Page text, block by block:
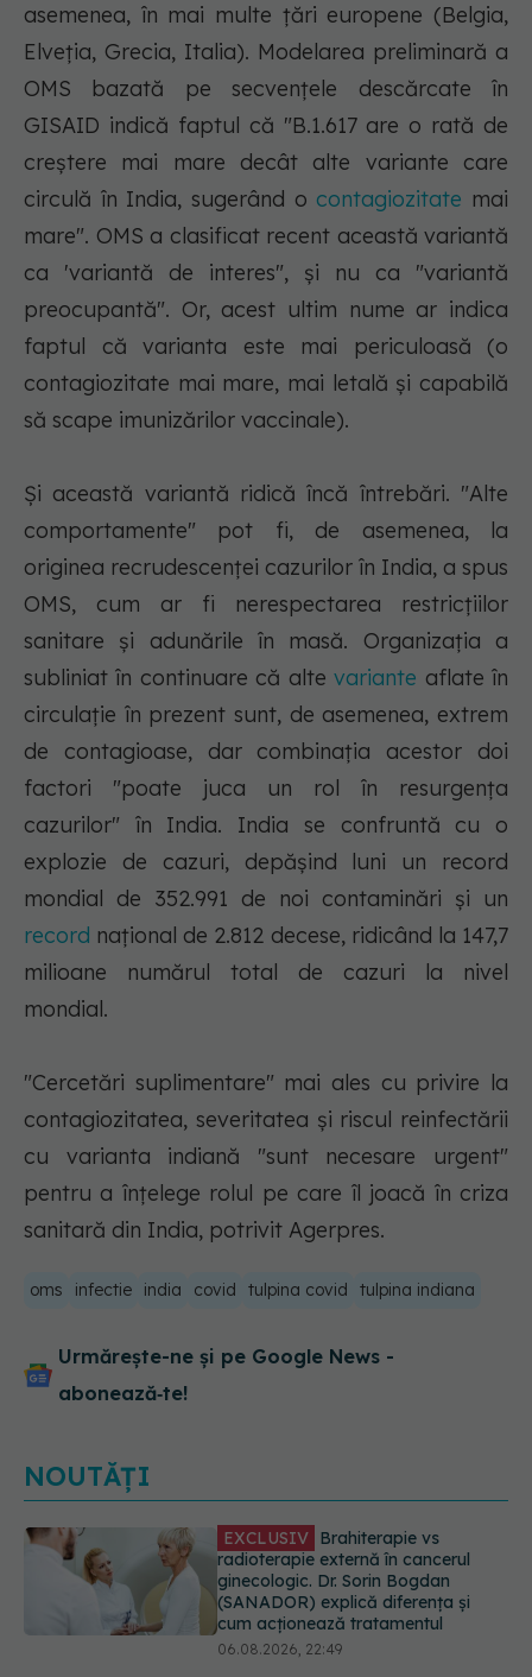
asemenea, în mai multe ţări europene (Belgia,
Elveţia, Grecia, Italia). Modelarea preliminară a
OMS bazată pe secvenţele descărcate în
GISAID indică faptul că "B.1.617 are o rată de
creştere mai mare decât alte variante care
circulă în India, sugerând o contagiozitate mai
mare". OMS a clasificat recent această variantă
ca 'variantă de interes", şi nu ca "variantă
preocupantă". Or, acest ultim nume ar indica
faptul că varianta este mai periculoasă (o
contagiozitate mai mare, mai letală şi capabilă
să scape imunizărilor vaccinale).
Şi această variantă ridică încă întrebări. "Alte
comportamente" pot fi, de asemenea, la
originea recrudescenţei cazurilor în India, a spus
OMS, cum ar fi nerespectarea restricţiilor
sanitare şi adunările în masă. Organizaţia a
subliniat în continuare că altevariante aflate în
circulaţie în prezent sunt, de asemenea, extrem
de contagioase, dar combinaţia acestor doi
factori "poate juca un rol în resurgenţa
cazurilor" în India. India se confruntă cu o
explozie de cazuri, depăşind luni un record
mondial de 352.991 de noi contaminări şi un
record naţional de 2.812 decese, ridicând la 147,7
milioane numărul total de cazuri la nivel
mondial.
"Cercetări suplimentare" mai ales cu privire la
contagiozitatea, severitatea şi riscul reinfectării
cu varianta indiană "sunt necesare urgent"
pentru a înţelege rolul pe care îl joacă în criza
sanitară din India, potrivit Agerpres.
oms infectie india covid tulpina covid tulpina indiana
Urmărește-ne și pe Google News -
abonează‑te!
NOUTĂȚI
EXCLUSIV De ce unele paciente
cu cancer de col uterin nu mai ajung
la operație. Dr. Sorin Bogdan
(SANADOR): Intervenția
chirurgicală, doar în situații